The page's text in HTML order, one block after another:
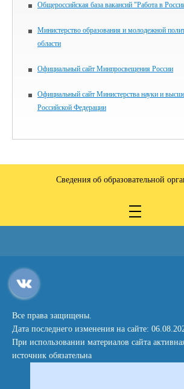
Общероссийская база вакансий "Работа в
Министерство образования и молодежной
области
Официальный сайт Минпросвещения России
Официальный сайт Министерства науки и
Российской Федерации
Сведения об образовательной
Все права защищены.
Дата последнего изменения на сайте:
При использовании материалов сайта
источник обязательна